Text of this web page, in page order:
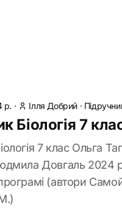
р. · Ілля Добрий·
Біологія 7
7 клас Ольга
Довгаль 2024
(автори